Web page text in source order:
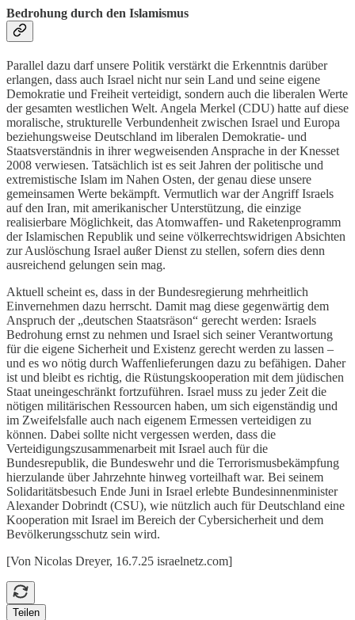
Bedrohung durch den Islamismus
Parallel dazu darf unsere Politik verstärkt die Erkenntnis darüber
erlangen, dass auch Israel nicht nur sein Land und seine eigene
Demokratie und Freiheit verteidigt, sondern auch die liberalen Werte
der gesamten westlichen Welt. Angela Merkel (CDU) hatte auf diese
moralische, strukturelle Verbundenheit zwischen Israel und Europa
beziehungsweise Deutschland im liberalen Demokratie- und
Staatsverständnis in ihrer wegweisenden Ansprache in der Knesset
2008 verwiesen. Tatsächlich ist es seit Jahren der politische und
extremistische Islam im Nahen Osten, der genau diese unsere
gemeinsamen Werte bekämpft. Vermutlich war der Angriff Israels
auf den Iran, mit amerikanischer Unterstützung, die einzige
realisierbare Möglichkeit, das Atomwaffen- und Raketenprogramm
der Islamischen Republik und seine völkerrechtswidrigen Absichten
zur Auslöschung Israel außer Dienst zu stellen, sofern dies denn
ausreichend gelungen sein mag.
Aktuell scheint es, dass in der Bundesregierung mehrheitlich
Einvernehmen dazu herrscht. Damit mag diese gegenwärtig dem
Anspruch der „deutschen Staatsräson“ gerecht werden: Israels
Bedrohung ernst zu nehmen und Israel sich seiner Verantwortung
für die eigene Sicherheit und Existenz gerecht werden zu lassen –
und es wo nötig durch Waffenlieferungen dazu zu befähigen. Daher
ist und bleibt es richtig, die Rüstungskooperation mit dem jüdischen
Staat uneingeschränkt fortzuführen. Israel muss zu jeder Zeit die
nötigen militärischen Ressourcen haben, um sich eigenständig und
im Zweifelsfalle auch nach eigenem Ermessen verteidigen zu
können. Dabei sollte nicht vergessen werden, dass die
Verteidigungszusammenarbeit mit Israel auch für die
Bundesrepublik, die Bundeswehr und die Terrorismusbekämpfung
hierzulande über Jahrzehnte hinweg vorteilhaft war. Bei seinem
Solidaritätsbesuch Ende Juni in Israel erlebte Bundesinnenminister
Alexander Dobrindt (CSU), wie nützlich auch für Deutschland eine
Kooperation mit Israel im Bereich der Cybersicherheit und dem
Bevölkerungsschutz sein wird.
[Von Nicolas Dreyer, 16.7.25 israelnetz.com]
Teilen